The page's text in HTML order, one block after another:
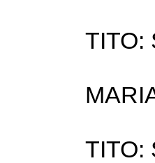
TITO:
TITO: